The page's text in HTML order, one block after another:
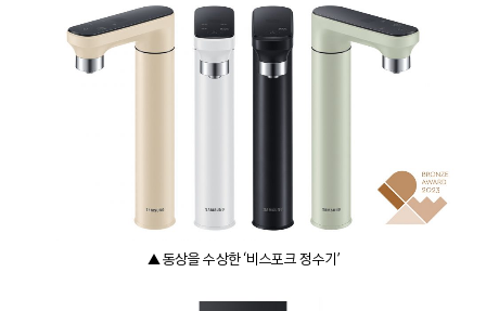
▲ 동상을 수상한 ‘비스포크 정수기’